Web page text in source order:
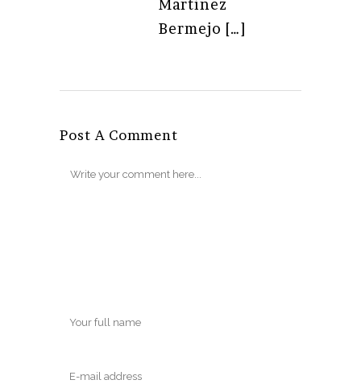
Martinez
Bermejo […]
Post A Comment